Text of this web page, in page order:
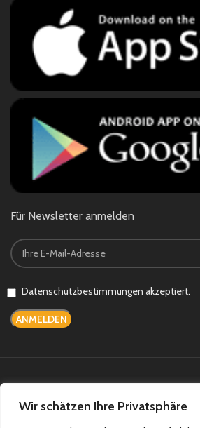
Wir schätzen Ihre Privatsphäre
Für Newsletter anmelden
Datenschutzbestimmungen akzeptiert.